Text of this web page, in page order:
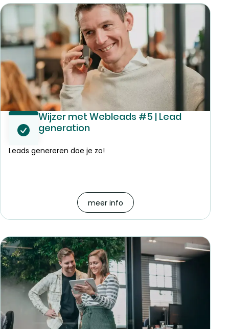
Wijzer met Webleads #5 | Lead
generation
Leads genereren doe je zo!
meer info